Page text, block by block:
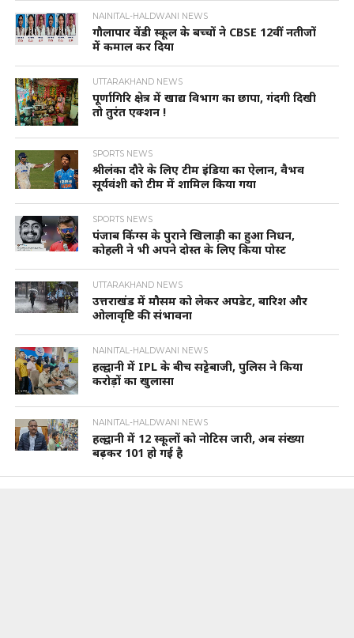
NAINITAL-HALDWANI NEWS
गौलापार वेंडी स्कूल के बच्चों ने CBSE 12वीं नतीजों
में कमाल कर दिया
UTTARAKHAND NEWS
पूर्णागिरि क्षेत्र में खाद्य विभाग का छापा, गंदगी दिखी
तो तुरंत एक्शन !
SPORTS NEWS
श्रीलंका दौरे के लिए टीम इंडिया का ऐलान, वैभव
सूर्यवंशी को टीम में शामिल किया गया
SPORTS NEWS
पंजाब किंग्स के पुराने खिलाड़ी का हुआ निधन,
कोहली ने भी अपने दोस्त के लिए किया पोस्ट
UTTARAKHAND NEWS
उत्तराखंड में मौसम को लेकर अपडेट, बारिश और
ओलावृष्टि की संभावना
NAINITAL-HALDWANI NEWS
हल्द्वानी में IPL के बीच सट्टेबाजी, पुलिस ने किया
करोड़ों का खुलासा
NAINITAL-HALDWANI NEWS
हल्द्वानी में 12 स्कूलों को नोटिस जारी, अब संख्या
बढ़कर 101 हो गई है